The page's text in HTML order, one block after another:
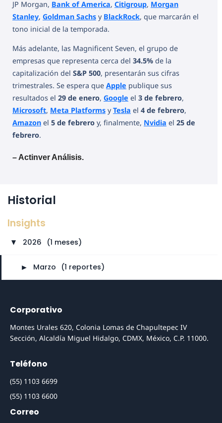
JP Morgan, Bank of America, Citigroup, Morgan
Stanley, Goldman Sachs y BlackRock, que marcarán el
tono inicial de la temporada.
Más adelante, las Magnificent Seven, el grupo de
empresas que representa cerca del 34.5% de la
capitalización del S&P 500, presentarán sus cifras
trimestrales. Se espera que Apple publique sus
resultados el 29 de enero, Google el 3 de febrero,
Microsoft, Meta Platforms yTesla el 4 de febrero,
Amazon el 5 de febrero y, finalmente, Nvidia el 25 de
febrero.
– Actinver Análisis.
Historial
Insights
► 2026 (1 meses)
► Marzo (1 reportes)
Corporativo
Montes Urales 620, Colonia Lomas de Chapultepec IV
Sección, Alcaldía Miguel Hidalgo, CDMX, México, C.P. 11000.
Teléfono
(55) 1103 6699
(55) 1103 6600
Correo